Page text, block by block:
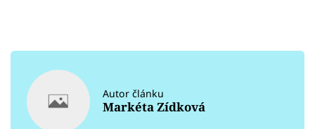
Autor článku
Markéta Zídková